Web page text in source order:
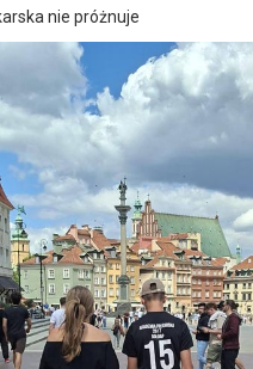
nie próżnuje